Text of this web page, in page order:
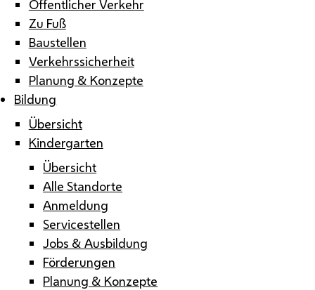
Öffentlicher Verkehr
Zu Fuß
Baustellen
Verkehrssicherheit
Planung & Konzepte
Bildung
Übersicht
Kindergarten
Übersicht
Alle Standorte
Anmeldung
Servicestellen
Jobs & Ausbildung
Förderungen
Planung & Konzepte